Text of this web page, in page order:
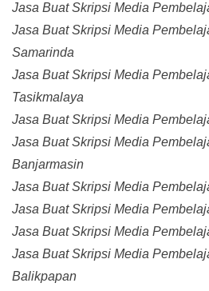
Jasa Buat Skripsi Media
Jasa Buat Skripsi Media
Samarinda
Jasa Buat Skripsi Media
Tasikmalaya
Jasa Buat Skripsi Media
Jasa Buat Skripsi Media
Banjarmasin
Jasa Buat Skripsi Media
Jasa Buat Skripsi Media
Jasa Buat Skripsi Media
Jasa Buat Skripsi Media
Balikpapan